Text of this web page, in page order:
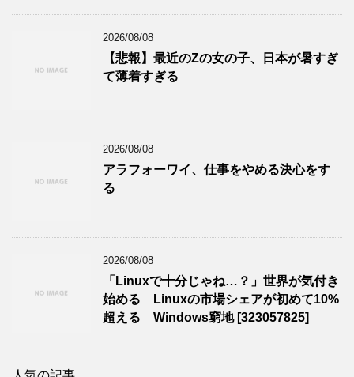
2026/08/08
【悲報】最近のZの女の子、日本が暑すぎ
て薄着すぎる
2026/08/08
アラフォーワイ、仕事をやめる決心をす
る
2026/08/08
「Linuxで十分じゃね…？」世界が気付き
始める Linuxの市場シェアが初めて10%
超える Windows窮地 [323057825]